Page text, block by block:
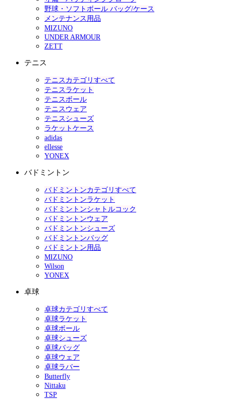
野球・ソフトボール バッグ/ケース
メンテナンス用品
MIZUNO
UNDER ARMOUR
ZETT
テニス
テニスカテゴリすべて
テニスラケット
テニスボール
テニスウェア
テニスシューズ
ラケットケース
adidas
ellesse
YONEX
バドミントン
バドミントンカテゴリすべて
バドミントンラケット
バドミントンシャトルコック
バドミントンウェア
バドミントンシューズ
バドミントンバッグ
バドミントン用品
MIZUNO
Wilson
YONEX
卓球
卓球カテゴリすべて
卓球ラケット
卓球ボール
卓球シューズ
卓球バッグ
卓球ウェア
卓球ラバー
Butterfly
Nittaku
TSP